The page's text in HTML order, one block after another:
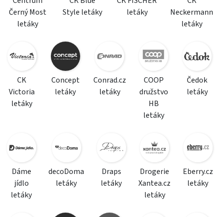
Černý Most
letáky
Style letáky
letáky
Neckermann
letáky
CK
Victoria
letáky
Concept
letáky
Conrad.cz
letáky
COOP
družstvo
HB
letáky
Čedok
letáky
Dáme
jídlo
letáky
decoDoma
letáky
Draps
letáky
Drogerie
Xantea.cz
letáky
Eberry.cz
letáky